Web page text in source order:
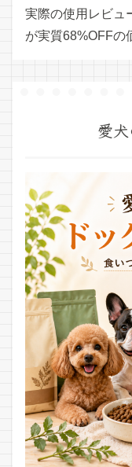
実際の使用レビュ
が実質68%OFFの
愛